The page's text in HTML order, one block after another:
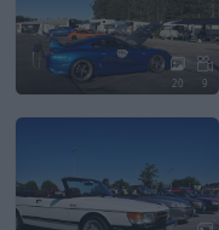
20 9